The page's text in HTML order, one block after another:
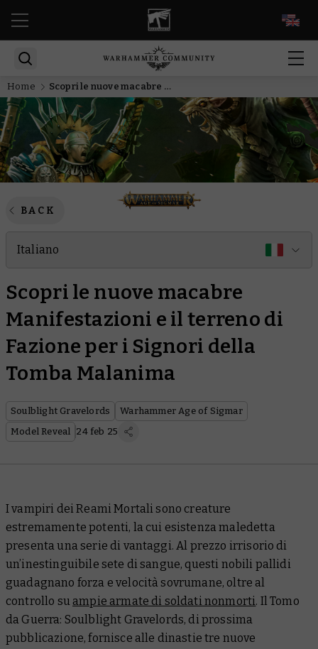
Home Scopri le nuove macabre Manifestazioni e il terreno di Fazione per i Signori della Tomba Malanima
BACK
Italiano
Scopri le nuove macabre
Manifestazioni e il terreno di
Fazione per i Signori della
Tomba Malanima
Soulblight Gravelords
Warhammer Age of Sigmar
Model Reveal 24 feb 25
I vampiri dei Reami Mortali sono creature
estremamente potenti, la cui esistenza maledetta
presenta una serie di vantaggi. Al prezzo irrisorio di
un’inestinguibile sete di sangue, questi nobili pallidi
guadagnano forza e velocità sovrumane, oltre al
controllo su ampie armate di soldati nonmorti. IlTomo
da Guerra: Soulblight Gravelords, di prossima
pubblicazione, fornisce alle dinastie tre nuove